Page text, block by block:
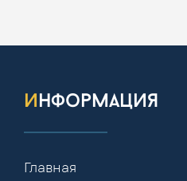
информация
Главная